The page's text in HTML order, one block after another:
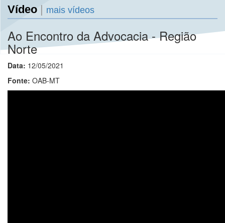
Vídeo mais vídeos
Ao Encontro da Advocacia - Região
Norte
Data: 12/05/2021
Fonte: OAB-MT